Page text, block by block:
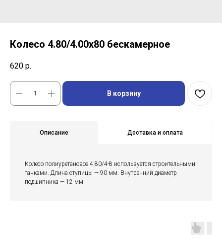
Колесо 4.80/4.00х80 бескамерное
620 р.
В корзину
Описание Доставка и оплата
Колесо полиуретановое 4.80/4-8 используется строительными
тачками. Длина ступицы — 90 мм. Внутренний диаметр
подшипника — 12 мм